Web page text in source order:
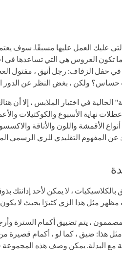
عليك العمل عليها مسبقًا. سوف
ما تكون العروس هي التي تساعدها في
حفل الزفاف: رجل أنيق ، مفتول
ولكن ، بغض النظر عن الدور
في اختيار الملابس ، إلا أن
نهاية الأسبوع والكوكتيلات
الأقمشة واللون والأناقة
عن المفهوم التقليدي للزي الرسمي
بالكلاسيكيات ، لا يمكن لأحد
مثل هذا الزي كثيرًا بحيث لا
المصممون ، يتم تضييق أكمام السترة
مثل هذا: ضيق ، كما لو ، أكمام
مع البدلة. يمكن وصف هذه المجموعة